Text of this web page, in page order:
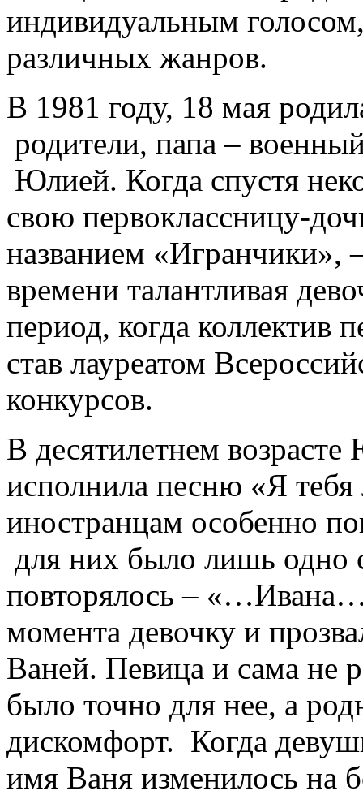
индивидуальным
различных жанров.
В 1981 году, 18 мая
родители, папа –
Юлией. Когда спустя
свою первоклассницу-
названием
времени талантливая
период, когда коллектив
став лауреатом
конкурсов.
В десятилетнем
исполнила песню «Я
иностранцам особенно
для них было лишь одно
повторялось –
момента девочку и
Ваней. Певица и сама не
было точно для нее, а
дискомфорт. Когда
имя Ваня изменилось на